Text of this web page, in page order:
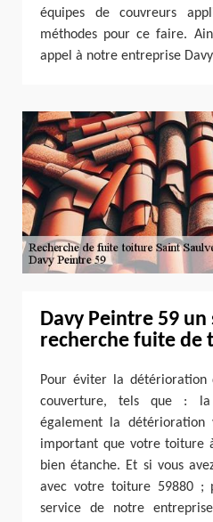
équipes de couvreurs
méthodes pour ce faire.
appel à notre entreprise
Davy Peintre 59
recherche fuite de
Pour éviter la détérioration
couverture, tels que :
également la
important que votre toiture
bien étanche. Et si vous
avec votre toiture 59880 ;
service de notre